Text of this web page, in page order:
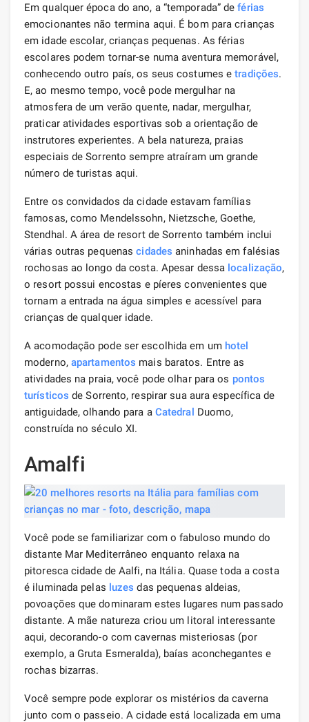
Em qualquer época do ano, a “temporada” deférias
emocionantes não termina aqui. É bom para crianças
em idade escolar, crianças pequenas. As férias
escolares podem tornar-se numa aventura memorável,
conhecendo outro país, os seus costumes etradições.
E, ao mesmo tempo, você pode mergulhar na
atmosfera de um verão quente, nadar, mergulhar,
praticar atividades esportivas sob a orientação de
instrutores experientes. A bela natureza, praias
especiais de Sorrento sempre atraíram um grande
número de turistas aqui.
Entre os convidados da cidade estavam famílias
famosas, como Mendelssohn, Nietzsche, Goethe,
Stendhal. A área de resort de Sorrento também inclui
várias outras pequenascidades aninhadas em falésias
rochosas ao longo da costa. Apesar dessa localização,
o resort possui encostas e píeres convenientes que
tornam a entrada na água simples e acessível para
crianças de qualquer idade.
A acomodação pode ser escolhida em um hotel
moderno, apartamentos mais baratos. Entre as
atividades na praia, você pode olhar para os pontos
turísticos de Sorrento, respirar sua aura específica de
antiguidade, olhando para a Catedral Duomo,
construída no século XI.
Amalfi
Você pode se familiarizar com o fabuloso mundo do
distante Mar Mediterrâneo enquanto relaxa na
pitoresca cidade de Aalfi, na Itália. Quase toda a costa
é iluminada pelas luzes das pequenas aldeias,
povoações que dominaram estes lugares num passado
distante. A mãe natureza criou um litoral interessante
aqui, decorando-o com cavernas misteriosas (por
exemplo, a Gruta Esmeralda), baías aconchegantes e
rochas bizarras.
Você sempre pode explorar os mistérios da caverna
junto com o passeio. A cidade está localizada em uma